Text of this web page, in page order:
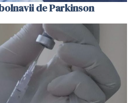
de Parkinson